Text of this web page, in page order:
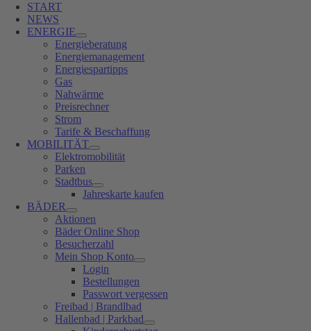
START
NEWS
ENERGIE
Energieberatung
Energiemanagement
Energiespartipps
Gas
Nahwärme
Preisrechner
Strom
Tarife & Beschaffung
MOBILITÄT
Elektromobilität
Parken
Stadtbus
Jahreskarte kaufen
BÄDER
Aktionen
Bäder Online Shop
Besucherzahl
Mein Shop Konto
Login
Bestellungen
Passwort vergessen
Freibad | Brandlbad
Hallenbad | Parkbad